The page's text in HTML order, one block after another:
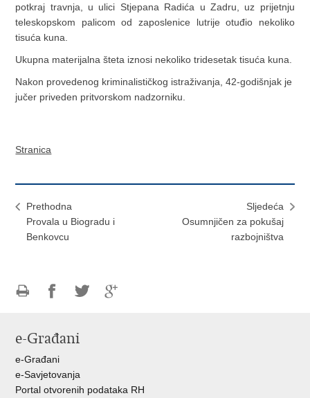
potkraj travnja, u ulici Stjepana Radića u Zadru, uz prijetnju
teleskopskom palicom od zaposlenice lutrije otuđio nekoliko
tisuća kuna.
Ukupna materijalna šteta iznosi nekoliko tridesetak tisuća kuna.
Nakon provedenog kriminalističkog istraživanja, 42-godišnjak je
jučer priveden pritvorskom nadzorniku.
Stranica
Prethodna
Provala u Biogradu i
Benkovcu
Sljedeća
Osumnjičen za pokušaj
razbojništva
FacebookuTwitteru
e-Građani
e-Građani
e-Savjetovanja
Portal otvorenih podataka RH